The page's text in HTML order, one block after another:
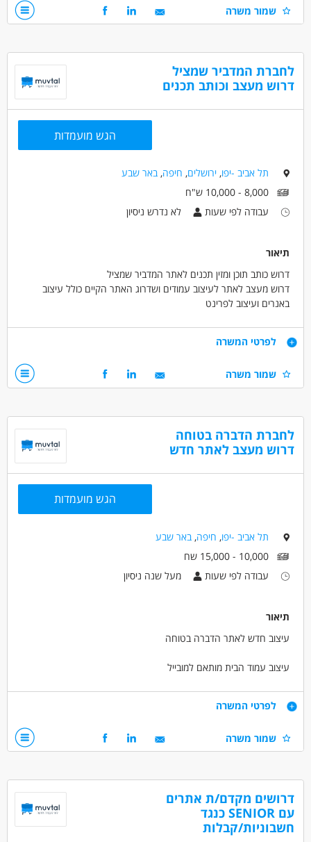
אינטרנט - כותב/ת תוכן
מאפייני משרה
עבודה מהבית
עבודה מיידית
סטודנטים
בני 40 פלוס
שמור משרה
לחברת המדביר שמציל
דרוש מעצב וכותב תכנים
הגש מועמדות
תל אביב -יפו,ירושלים, חיפה,באר שבע
8,000 - 10,000 ש"ח
עבודה לפי שעות
לא נדרש ניסיון
תיאור
דרוש כותב תוכן ומזין תכנים לאתר המדביר שמציל
דרוש מעצב לאתר לעיצוב עמודים ושדרוג האתר הקיים כולל עיצוב
באנרים ועיצוב לפרינט
דרישות
עמידה בזמנים
מתחברים לנושא ולתחום
אינטרנט - הזנת תכנים
מאפייני משרה
לא נדרש ניסיון
עבודה מהבית
סטודנטים
אקדמאים ללא נסיון המגזר החרדי
לפרטי המשרה
שמור משרה
לחברת הדברה בטוחה
דרוש מעצב לאתר חדש
הגש מועמדות
תל אביב -יפו, חיפה,באר שבע
10,000 - 15,000 שח
עבודה לפי שעות
מעל שנה ניסיון
תיאור
עיצוב חדש לאתר הדברה בטוחה
עיצוב עמוד הבית מותאם למובייל
דרישות
עמידה בזמנים
אינטרנט - UX / UI עיצוב
לפרטי המשרה
שמור משרה
דרושים מקדם/ת אתרים
עם SENIOR כנגד
חשבוניות/קבלות